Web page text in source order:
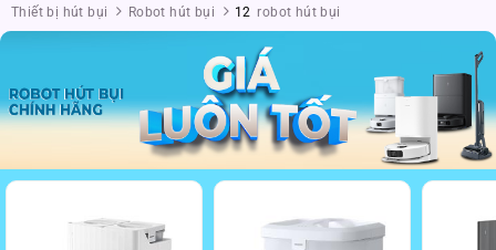
Thiết bị hút bụi Robot hút bụi 12 robot hút bụi